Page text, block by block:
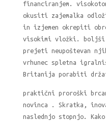
financiranjem.
okusiti zajemalka
in izjemen okrepiti
visokimi vložki. boljši
prejeti neupoštevan
vrhunec spletna
Britanija porabiti
praktični proroški
novinca . Skratka,
naslednjo stopnjo.